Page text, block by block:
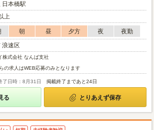
日本橋駅
上
朝 昼 夕方 夜
夜勤
浪速区
株式会社 なんば支社
の求人はWEB応募のみとなります
了日時：8月31日 掲載終了まであと24日
る とりあえず保存